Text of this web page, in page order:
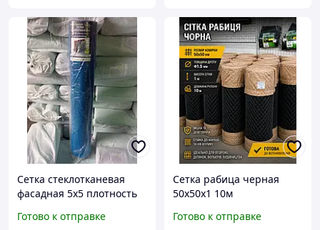
Сетка стеклотканевая
фасадная 5х5 плотность
Готово к отправке
Сетка рабица черная
50х50х1 10м
Готово к отправке